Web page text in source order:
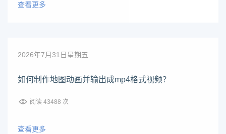
查看更多
2026年7月31日星期五
如何制作地图动画并输出成mp4格式视频？
阅读 43488 次
查看更多